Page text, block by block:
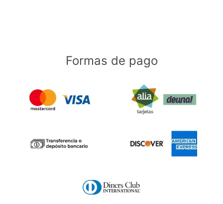
Formas de pago